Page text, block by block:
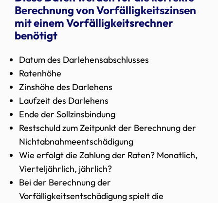
Berechnung von Vorfälligkeitszinsen
mit einem Vorfälligkeitsrechner
benötigt
Datum des Darlehensabschlusses
Ratenhöhe
Zinshöhe des Darlehens
Laufzeit des Darlehens
Ende der Sollzinsbindung
Restschuld zum Zeitpunkt der Berechnung der
Nichtabnahmeentschädigung
Wie erfolgt die Zahlung der Raten? Monatlich,
Vierteljährlich, jährlich?
Bei der Berechnung der
Vorfälligkeitsentschädigung spielt die